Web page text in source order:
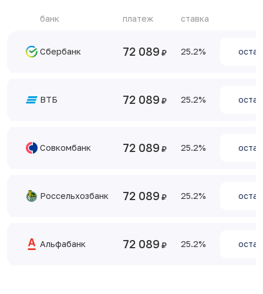
банк платеж ставка
Сбербанк 72 089 25.2
ВТБ 72 089 25.2
Совкомбанк 72 089 25.2
Россельхозбанк 72 089 25.2
Альфабанк 72 089 25.2